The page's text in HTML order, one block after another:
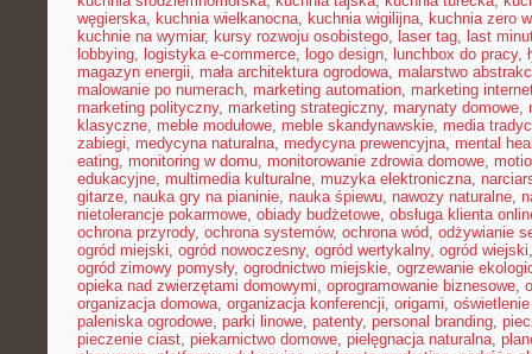
węgierska, kuchnia wielkanocna, kuchnia wigilijna, kuchnia zero
kuchnie na wymiar, kursy rozwoju osobistego, laser tag, last
lobbying, logistyka e-commerce, logo design, lunchbox do pracy,
magazyn energii, mała architektura ogrodowa, malarstwo
malowanie po numerach, marketing automation, marketing
marketing polityczny, marketing strategiczny, marynaty domowe,
klasyczne, meble modułowe, meble skandynawskie, media
zabiegi, medycyna naturalna, medycyna prewencyjna, mental
eating, monitoring w domu, monitorowanie zdrowia domowe,
edukacyjne, multimedia kulturalne, muzyka elektroniczna,
gitarze, nauka gry na pianinie, nauka śpiewu, nawozy naturalne,
nietolerancje pokarmowe, obiady budżetowe, obsługa klienta
ochrona przyrody, ochrona systemów, ochrona wód, odżywianie
ogród miejski, ogród nowoczesny, ogród wertykalny, ogród wiejski
ogród zimowy pomysły, ogrodnictwo miejskie, ogrzewanie
opieka nad zwierzętami domowymi, oprogramowanie biznesowe,
organizacja domowa, organizacja konferencji, origami,
paleniska ogrodowe, parki linowe, patenty, personal branding,
pieczenie ciast, piekarnictwo domowe, pielęgnacja naturalna,